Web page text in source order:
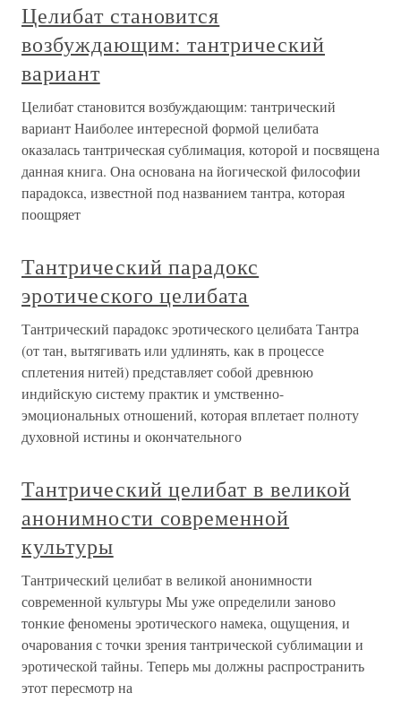
Целибат становится
возбуждающим: тантрический
вариант
Целибат становится возбуждающим: тантрический
вариант Наиболее интересной формой целибата
оказалась тантрическая сублимация, которой и посвящена
данная книга. Она основана на йогической философии
парадокса, известной под названием тантра, которая
поощряет
Тантрический парадокс
эротического целибата
Тантрический парадокс эротического целибата Тантра
(от тан, вытягивать или удлинять, как в процессе
сплетения нитей) представляет собой древнюю
индийскую систему практик и умственно-
эмоциональных отношений, которая вплетает полноту
духовной истины и окончательного
Тантрический целибат в великой
анонимности современной
культуры
Тантрический целибат в великой анонимности
современной культуры Мы уже определили заново
тонкие феномены эротического намека, ощущения, и
очарования с точки зрения тантрической сублимации и
эротической тайны. Теперь мы должны распространить
этот пересмотр на